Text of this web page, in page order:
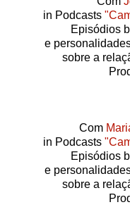
in Podcasts
Episódios
e
sobre a
Com
in Podcasts
Episódios
e
sobre a